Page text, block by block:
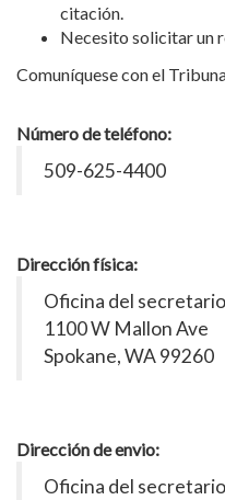
citación.
Necesito solicitar un
Comuníquese con el
Número de teléfono:
509-625-4400
Dirección física:
Oficina del
1100 W Mallon Ave
Spokane, WA 99260
Dirección de envio:
Oficina del